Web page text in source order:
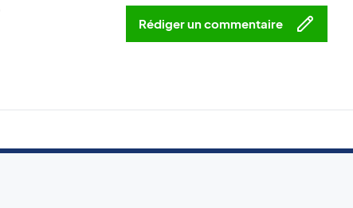
Rédiger un commentaire